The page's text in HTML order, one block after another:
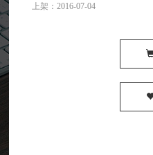
上架：2016-07-04